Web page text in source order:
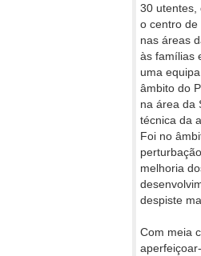
30 utentes,
o centro de
nas áreas
às famílias
uma
âmbito do
na área da
técnica da
Foi no
melhoria
despiste
Com meia